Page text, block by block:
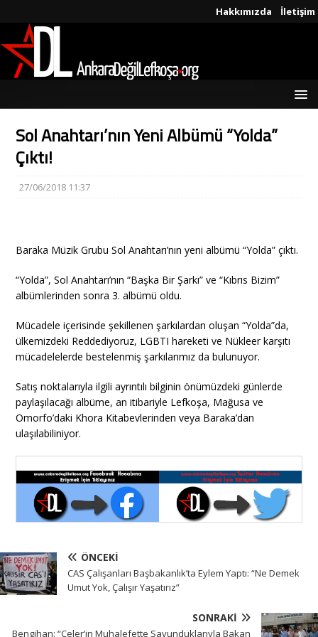
Hakkımızda İletişim
Sol Anahtarı’nın Yeni Albümü “Yolda”
Çıktı!
27/06/2018 11:37
Baraka Müzik Grubu Sol Anahtarı’nın yeni albümü “Yolda” çıktı.
“Yolda”, Sol Anahtarı’nın “Başka Bir Şarkı” ve “Kıbrıs Bizim”
albümlerinden sonra 3. albümü oldu.
Mücadele içerisinde şekillenen şarkılardan oluşan “Yolda”da,
ülkemizdeki Reddediyoruz, LGBTI hareketi ve Nükleer karşıtı
mücadelelerde bestelenmiş şarkılarımız da bulunuyor.
Satış noktalarıyla ilgili ayrıntılı bilginin önümüzdeki günlerde
paylaşılacağı albüme, an itibariyle Lefkoşa, Mağusa ve
Omorfo’daki Khora Kitabevlerinden veya Baraka’dan
ulaşılabiliniyor.
ÖNCEKI
CAS Çalışanları Başbakanlık’ta Eylem Yaptı: “Ne Demek
Umut Yok, Çalışır Yaşatırız”
SONRAKI
Bengihan: “Çeler’in Muhalefette Savunduklarıyla Bakan